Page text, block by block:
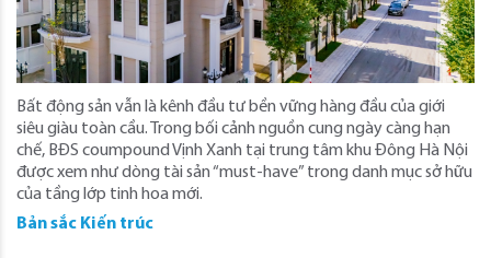
Bất động sản vẫn là kênh đầu tư bền vững hàng đầu của giới
siêu giàu toàn cầu. Trong bối cảnh nguồn cung ngày càng hạn
chế, BĐS coumpound Vịnh Xanh tại trung tâm khu Đông Hà Nội
được xem như dòng tài sản “must-have” trong danh mục sở hữu
của tầng lớp tinh hoa mới.
Bản sắc Kiến trúc